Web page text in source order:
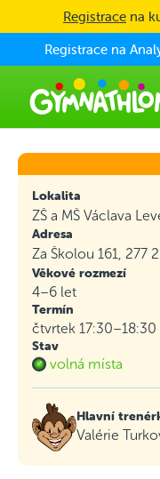
Skip to main content
Registrace na
Registrace na
Lokalita
ZŠ a MŠ Václava
Adresa
Za Školou 161, 277
Věkové rozmezí
4–6 let
Termín
čtvrtek 17:30–18:30
Stav
volná místa
Hlavní
Valérie